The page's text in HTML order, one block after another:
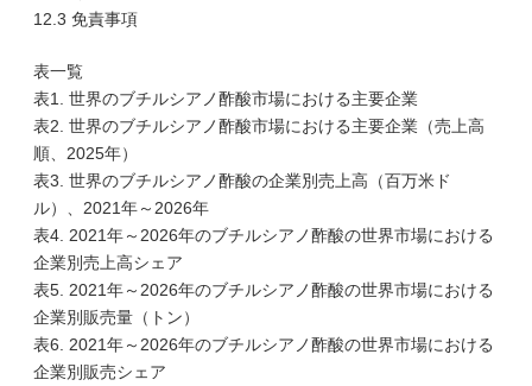
12.3 免責事項
表一覧
表1. 世界のブチルシアノ酢酸市場における主要企業
表2. 世界のブチルシアノ酢酸市場における主要企業（売上高
順、2025年）
表3. 世界のブチルシアノ酢酸の企業別売上高（百万米ド
ル）、2021年～2026年
表4. 2021年～2026年のブチルシアノ酢酸の世界市場における
企業別売上高シェア
表5. 2021年～2026年のブチルシアノ酢酸の世界市場における
企業別販売量（トン）
表6. 2021年～2026年のブチルシアノ酢酸の世界市場における
企業別販売シェア